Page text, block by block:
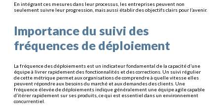
En intégrant ces mesures dans leur processus, les entreprises peuvent non
seulement suivre leur progression, mais aussi établir des objectifs clairs pour l’avenir.
Importance du suivi des
fréquences de déploiement
La fréquence des déploiements est un indicateur fondamental de la capacité d’une
équipe à livrer rapidement des fonctionnalités et des corrections. Un suivi régulier
de cette métrique permet aux organisations de comprendre à quelle vitesse elles
peuvent répondre aux besoins du marché et aux demandes des clients. Une
fréquence élevée de déploiements indique généralement une équipe agile capable
d’itérer rapidement sur ses produits, ce qui est essentiel dans un environnement
concurrentiel.